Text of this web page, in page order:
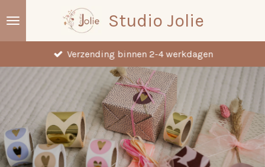
Studio Jolie
Verzending binnen 2-4 werkdagen